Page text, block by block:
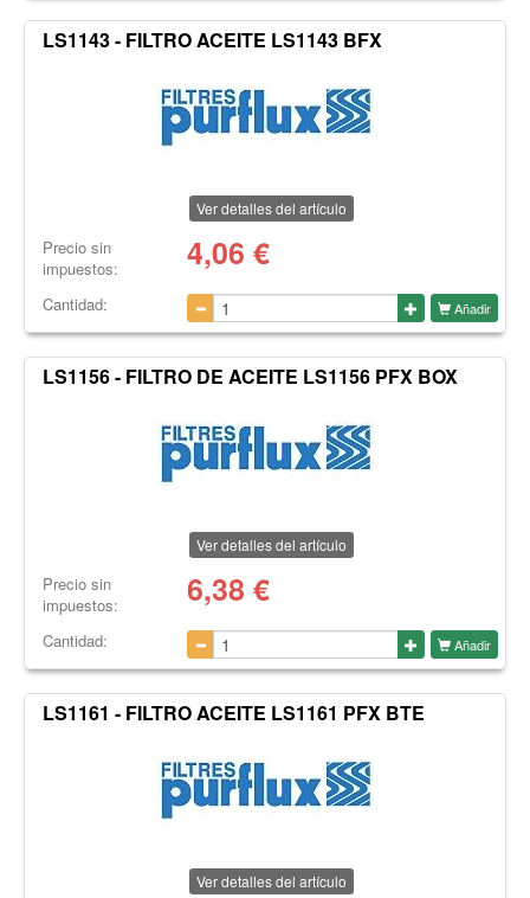
LS1143 - FILTRO ACEITE LS1143 BFX
Ver detalles del artículo
Precio sin
impuestos:
4,06 €
Cantidad: Añadir
LS1156 - FILTRO DE ACEITE LS1156 PFX BOX
Ver detalles del artículo
Precio sin
impuestos:
6,38 €
Cantidad: Añadir
LS1161 - FILTRO ACEITE LS1161 PFX BTE
Ver detalles del artículo